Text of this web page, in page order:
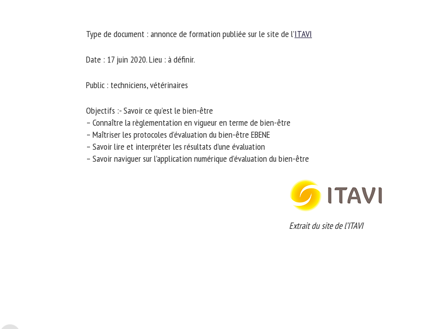
Type de document : annonce de formation publiée sur le site de l’ ITAVI
Date : 17 juin 2020. Lieu : à définir.
Public : techniciens, vétérinaires
Objectifs :- Savoir ce qu’est le bien-être
– Connaître la règlementation en vigueur en terme de bien-être
– Maîtriser les protocoles d’évaluation du bien-être EBENE
– Savoir lire et interpréter les résultats d’une évaluation
– Savoir naviguer sur l’application numérique d’évaluation du bien-être
Extrait du site de l’ITAVI
En soumettant ce formulaire, j'accepte que les informations saisies soient
utilisées dans le cadre de la relation avec le CNR BEA. *
Les champs suivis de * sont obligatoires